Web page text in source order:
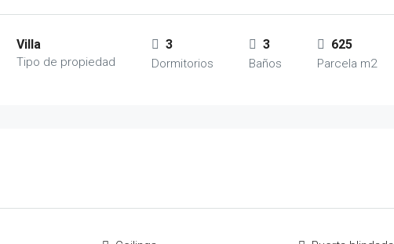
Villa
Tipo de propiedad
3
Dormitorios
3
Baños
625
Parcela m2